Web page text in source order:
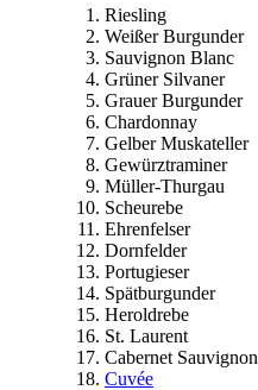
Riesling
Weißer Burgunder
Sauvignon Blanc
Grüner Silvaner
Grauer Burgunder
Chardonnay
Gelber Muskateller
Gewürztraminer
Müller-Thurgau
Scheurebe
Ehrenfelser
Dornfelder
Portugieser
Spätburgunder
Heroldrebe
St. Laurent
Cabernet Sauvignon
Cuvée